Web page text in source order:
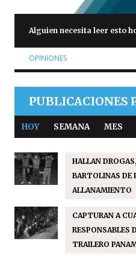
Alguien necesita leer esto
OPINIONES
PUBLICACIONES
HOY SEMANA MES
HALLAN
BARTOLINAS DE
ALLANAMIENTO
CAPTURAN A
RESPONSABLES
TRAILERO